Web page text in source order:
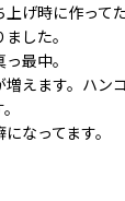
げ時に作って
した。
最中。
えます。ハン
なってます。